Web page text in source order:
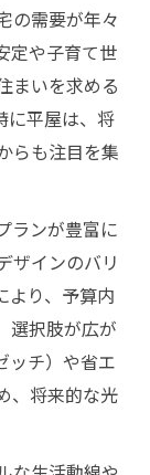
しない選
画住宅の
いための
ポイント
証とアフタ
の提案
住宅活用
ポイント
の需要が年々
定や子育て世
まいを求める
に平屋は、将
らも注目を集
ランが豊富に
ザインのバリ
より、予算内
選択肢が広が
ッチ）や省エ
、将来的な光